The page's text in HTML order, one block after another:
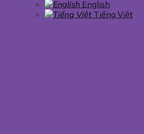
English
Tiếng Việt